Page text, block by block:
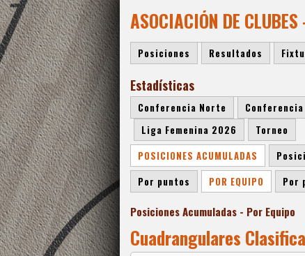
ASOCIACIÓN DE
Posiciones Resultados
Estadísticas
Conferencia Norte
Liga Femenina 2026
Torneo
POSICIONES ACUMULADAS
Por puntos
POR EQUIPO Por
Posiciones Acumuladas - Por Equipo
Cuadrangulares